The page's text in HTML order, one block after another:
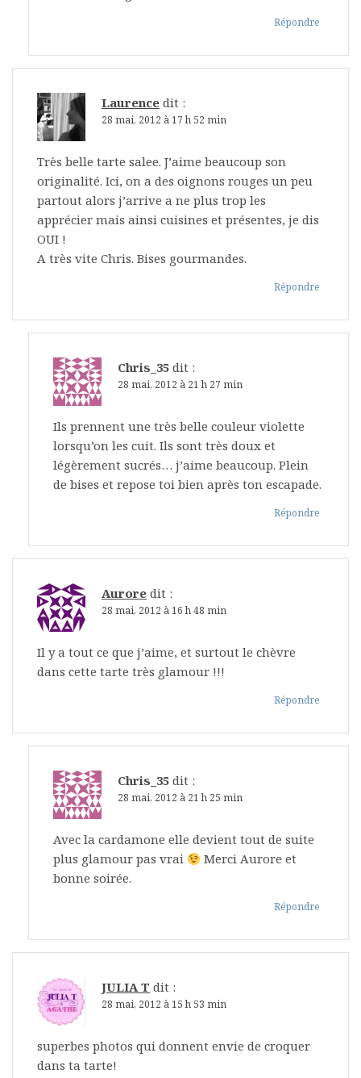
Répondre
Laurence dit :
28 mai, 2012 à 17 h 52 min
Très belle tarte salee. J’aime beaucoup son
originalité. Ici, on a des oignons rouges un peu
partout alors j’arrive a ne plus trop les
apprécier mais ainsi cuisines et présentes, je dis
OUI !
A très vite Chris. Bises gourmandes.
Répondre
Chris_35 dit :
28 mai, 2012 à 21 h 27 min
Ils prennent une très belle couleur violette
lorsqu’on les cuit. Ils sont très doux et
légèrement sucrés… j’aime beaucoup. Plein
de bises et repose toi bien après ton escapade.
Répondre
Aurore dit :
28 mai, 2012 à 16 h 48 min
Il y a tout ce que j’aime, et surtout le chèvre
dans cette tarte très glamour !!!
Répondre
Chris_35 dit :
28 mai, 2012 à 21 h 25 min
Avec la cardamone elle devient tout de suite
plus glamour pas vrai
Merci Aurore et
bonne soirée.
Répondre
JULIA T dit :
28 mai, 2012 à 15 h 53 min
superbes photos qui donnent envie de croquer
dans ta tarte!